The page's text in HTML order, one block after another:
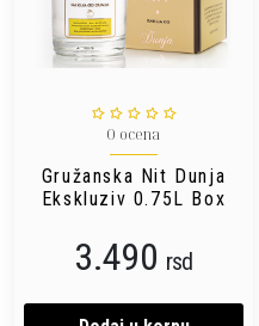
0 ocena
Gružanska Nit Dunja
Ekskluziv 0.75L Box
3.490 rsd